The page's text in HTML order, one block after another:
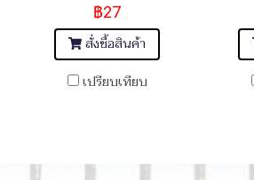
฿27
สั่งซื้อสินค้า
เปรียบเทียบ